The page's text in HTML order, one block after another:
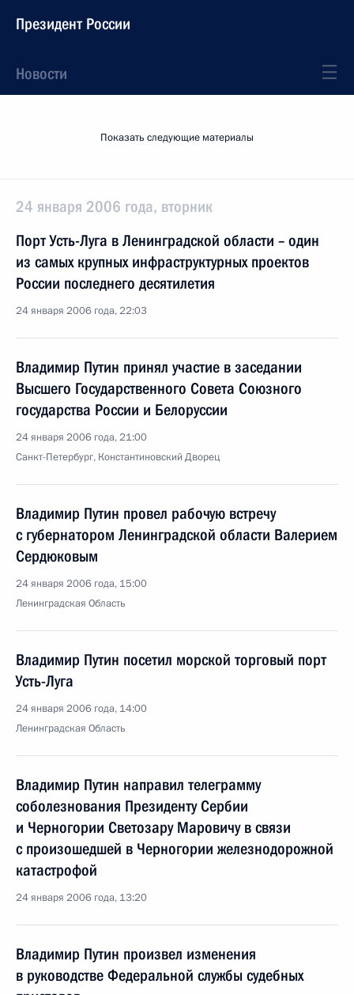
Президент России
Новости
Показать следующие материалы
24 января 2006 года, вторник
Порт Усть-Луга в Ленинградской области – один
из самых крупных инфраструктурных проектов
России последнего десятилетия
24 января 2006 года, 22:03
Владимир Путин принял участие в заседании
Высшего Государственного Совета Союзного
государства России и Белоруссии
24 января 2006 года, 21:00
Санкт-Петербург, Константиновский Дворец
Владимир Путин провел рабочую встречу
с губернатором Ленинградской области Валерием
Сердюковым
24 января 2006 года, 15:00
Ленинградская Область
Владимир Путин посетил морской торговый порт
Усть-Луга
24 января 2006 года, 14:00
Ленинградская Область
Владимир Путин направил телеграмму
соболезнования Президенту Сербии
и Черногории Светозару Маровичу в связи
с произошедшей в Черногории железнодорожной
катастрофой
24 января 2006 года, 13:20
Владимир Путин произвел изменения
в руководстве Федеральной службы судебных